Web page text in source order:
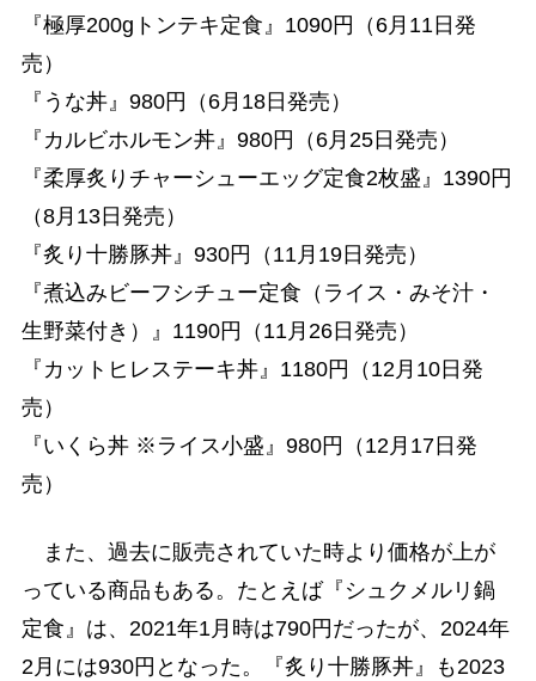
『極厚200gトンテキ定食』1090円（6月11日発
売）
『うな丼』980円（6月18日発売）
『カルビホルモン丼』980円（6月25日発売）
『柔厚炙りチャーシューエッグ定食2枚盛』1390円
（8月13日発売）
『炙り十勝豚丼』930円（11月19日発売）
『煮込みビーフシチュー定食（ライス・みそ汁・
生野菜付き）』1190円（11月26日発売）
『カットヒレステーキ丼』1180円（12月10日発
売）
『いくら丼 ※ライス小盛』980円（12月17日発
売）
また、過去に販売されていた時より価格が上が
っている商品もある。たとえば『シュクメルリ鍋
定食』は、2021年1月時は790円だったが、2024年
2月には930円となった。『炙り十勝豚丼』も2023